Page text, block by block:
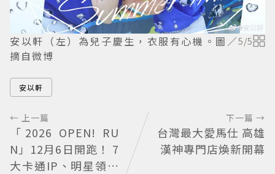
安以軒（左）為兒子慶生，衣服有心機。圖／
摘自微博
5/5
安以軒
← 上一篇
「2026 OPEN! RU
N」12月6日開跑！ 7
大卡通IP、明星領跑
下一篇 →
台灣最大愛馬仕 高雄
漢神專門店煥新開幕